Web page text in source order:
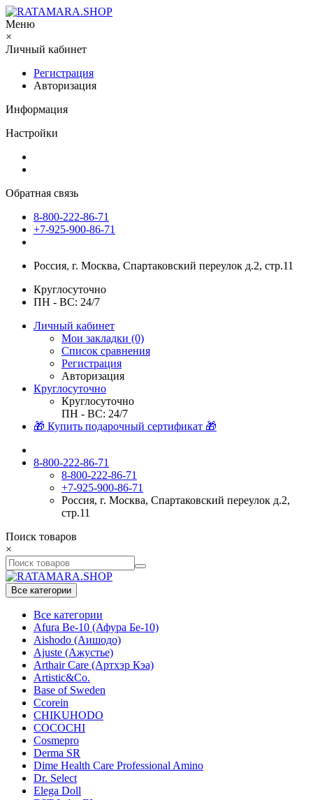
Меню
×
Личный кабинет
Регистрация
Авторизация
Информация
Настройки
Обратная связь
8-800-222-86-71
+7-925-900-86-71
Россия, г. Москва, Спартаковский переулок д.2, стр.11
Круглосуточно
ПН - ВС: 24/7
Личный кабинет
Мои закладки (0)
Список сравнения
Регистрация
Авторизация
Круглосуточно
Круглосуточно
ПН - ВС: 24/7
🎁 Купить подарочный сертификат 🎁
8-800-222-86-71
8-800-222-86-71
+7-925-900-86-71
Россия, г. Москва, Спартаковский переулок д.2,
стр.11
Поиск товаров
×
Все категории
Все категории
Afura Be-10 (Афура Бе-10)
Aishodo (Аишодо)
Ajuste (Ажустье)
Arthair Care (Артхэр Кэа)
Artistic&Co.
Base of Sweden
Ccorein
CHIKUHODO
COCOCHI
Cosmepro
Derma SR
Dime Health Care Professional Amino
Dr. Select
Elega Doll